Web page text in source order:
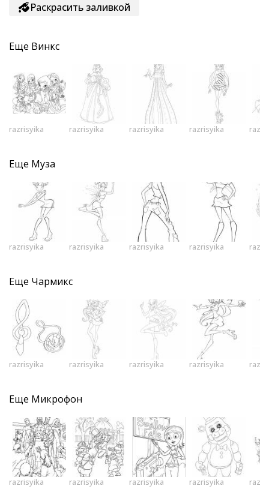
Раскрасить заливкой
Еще Винкс
razrisyika razrisyika razrisyika razrisyika
Еще Муза
razrisyika razrisyika razrisyika razrisyika
Еще Чармикс
razrisyika razrisyika razrisyika razrisyika
Еще Микрофон
razrisyika razrisyika razrisyika razrisyika